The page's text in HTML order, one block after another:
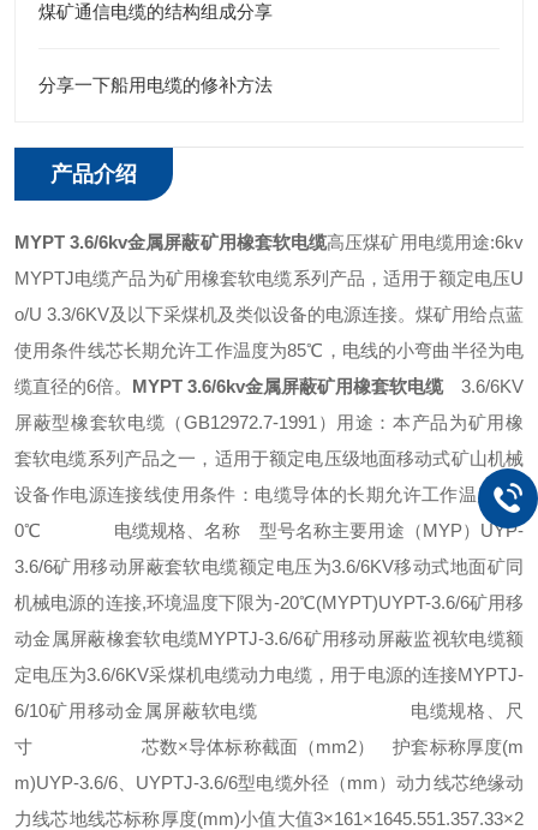
煤矿通信电缆的结构组成分享
分享一下船用电缆的修补方法
产品介绍
MYPT 3.6/6kv金属屏蔽矿用橡套软电缆高压煤矿用电缆用途:6kv
MYPTJ电缆产品为矿用橡套软电缆系列产品，适用于额定电压U
o/U 3.3/6KV及以下采煤机及类似设备的电源连接。煤矿用给点蓝
使用条件线芯长期允许工作温度为85℃，电线的小弯曲半径为电
缆直径的6倍。 MYPT 3.6/6kv金属屏蔽矿用橡套软电缆3.6/6KV
屏蔽型橡套软电缆（GB12972.7-1991）用途：本产品为矿用橡
套软电缆系列产品之一，适用于额定电压级地面移动式矿山机械
设备作电源连接线使用条件：电缆导体的长期允许工作温度为9
0℃ 电缆规格、名称 型号名称主要用途（MYP）UYP-
3.6/6矿用移动屏蔽套软电缆额定电压为3.6/6KV移动式地面矿同
机械电源的连接,环境温度下限为-20℃(MYPT)UYPT-3.6/6矿用移
动金属屏蔽橡套软电缆MYPTJ-3.6/6矿用移动屏蔽监视软电缆额
定电压为3.6/6KV采煤机电缆动力电缆，用于电源的连接MYPTJ-
6/10矿用移动金属屏蔽软电缆 电缆规格、尺
寸 芯数×导体标称截面（mm2） 护套标称厚度(m
m)UYP-3.6/6、UYPTJ-3.6/6型电缆外径（mm）动力线芯绝缘动
力线芯地线芯标称厚度(mm)小值大值3×161×1645.551.357.33×2